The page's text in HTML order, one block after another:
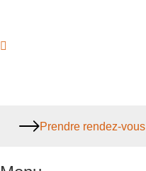
Prendre rendez-vous